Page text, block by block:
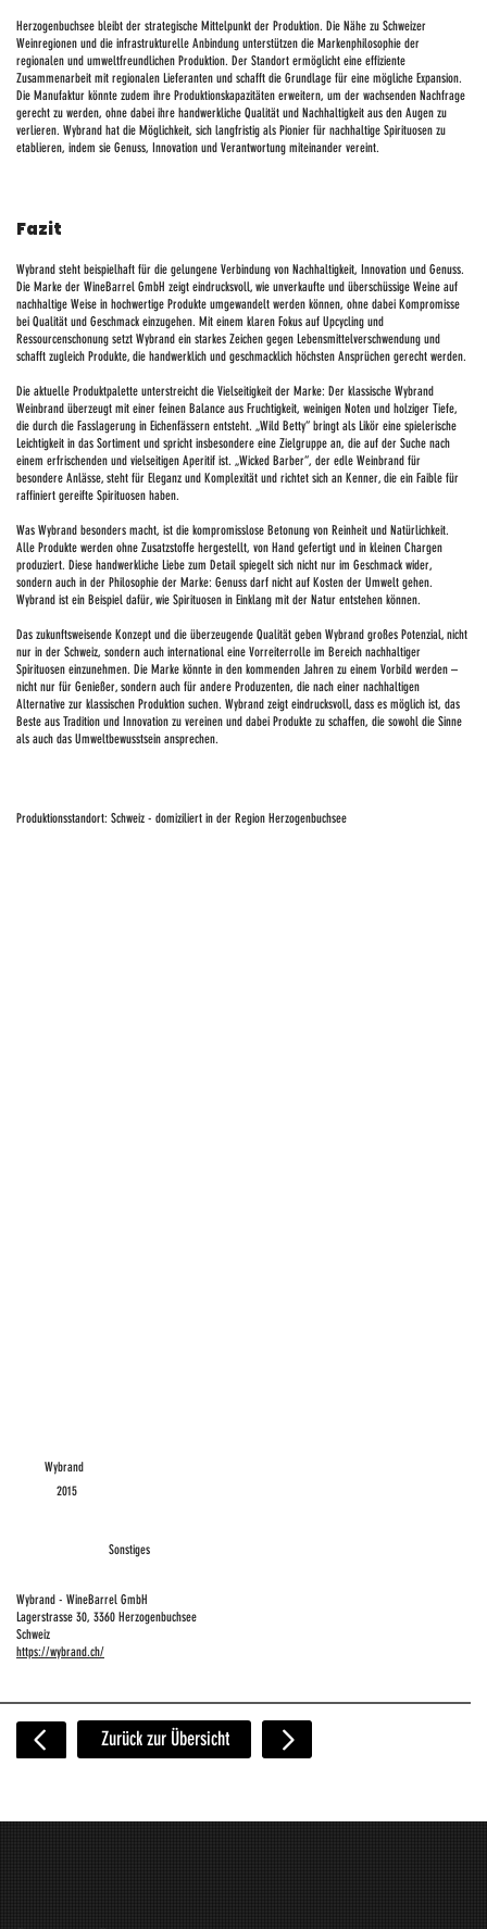
Herzogenbuchsee bleibt der strategische Mittelpunkt der Produktion. Die Nähe zu Schweizer
Weinregionen und die infrastrukturelle Anbindung unterstützen die Markenphilosophie der
regionalen und umweltfreundlichen Produktion. Der Standort ermöglicht eine effiziente
Zusammenarbeit mit regionalen Lieferanten und schafft die Grundlage für eine mögliche Expansion.
Die Manufaktur könnte zudem ihre Produktionskapazitäten erweitern, um der wachsenden Nachfrage
gerecht zu werden, ohne dabei ihre handwerkliche Qualität und Nachhaltigkeit aus den Augen zu
verlieren. Wybrand hat die Möglichkeit, sich langfristig als Pionier für nachhaltige Spirituosen zu
etablieren, indem sie Genuss, Innovation und Verantwortung miteinander vereint.
Fazit
Wybrand steht beispielhaft für die gelungene Verbindung von Nachhaltigkeit, Innovation und Genuss.
Die Marke der WineBarrel GmbH zeigt eindrucksvoll, wie unverkaufte und überschüssige Weine auf
nachhaltige Weise in hochwertige Produkte umgewandelt werden können, ohne dabei Kompromisse
bei Qualität und Geschmack einzugehen. Mit einem klaren Fokus auf Upcycling und
Ressourcenschonung setzt Wybrand ein starkes Zeichen gegen Lebensmittelverschwendung und
schafft zugleich Produkte, die handwerklich und geschmacklich höchsten Ansprüchen gerecht werden.
Die aktuelle Produktpalette unterstreicht die Vielseitigkeit der Marke: Der klassische Wybrand
Weinbrand überzeugt mit einer feinen Balance aus Fruchtigkeit, weinigen Noten und holziger Tiefe,
die durch die Fasslagerung in Eichenfässern entsteht. „Wild Betty“ bringt als Likör eine spielerische
Leichtigkeit in das Sortiment und spricht insbesondere eine Zielgruppe an, die auf der Suche nach
einem erfrischenden und vielseitigen Aperitif ist. „Wicked Barber“, der edle Weinbrand für
besondere Anlässe, steht für Eleganz und Komplexität und richtet sich an Kenner, die ein Faible für
raffiniert gereifte Spirituosen haben.
Was Wybrand besonders macht, ist die kompromisslose Betonung von Reinheit und Natürlichkeit.
Alle Produkte werden ohne Zusatzstoffe hergestellt, von Hand gefertigt und in kleinen Chargen
produziert. Diese handwerkliche Liebe zum Detail spiegelt sich nicht nur im Geschmack wider,
sondern auch in der Philosophie der Marke: Genuss darf nicht auf Kosten der Umwelt gehen.
Wybrand ist ein Beispiel dafür, wie Spirituosen in Einklang mit der Natur entstehen können.
Das zukunftsweisende Konzept und die überzeugende Qualität geben Wybrand großes Potenzial, nicht
nur in der Schweiz, sondern auch international eine Vorreiterrolle im Bereich nachhaltiger
Spirituosen einzunehmen. Die Marke könnte in den kommenden Jahren zu einem Vorbild werden –
nicht nur für Genießer, sondern auch für andere Produzenten, die nach einer nachhaltigen
Alternative zur klassischen Produktion suchen. Wybrand zeigt eindrucksvoll, dass es möglich ist, das
Beste aus Tradition und Innovation zu vereinen und dabei Produkte zu schaffen, die sowohl die Sinne
als auch das Umweltbewusstsein ansprechen.
Produktionsstandort: Schweiz - domiziliert in der Region Herzogenbuchsee
Zurück zur Übersicht
Wybrand - WineBarrel GmbH
Lagerstrasse 30, 3360 Herzogenbuchsee
Schweiz
https://wybrand.ch/
Wybrand
2015
Sonstiges